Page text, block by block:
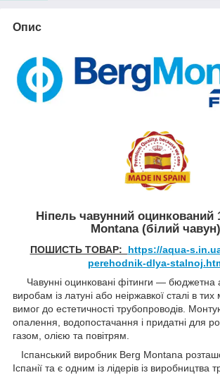
Опис
Ніпель чавунний оцинкований
Montana (білий чавун)
ПОШИСТЬ ТОВАР: https://aqua-
perehodnik-dlya-
Чавунні оцинковані фітинги — бюджетна
виробам із латуні або неіржавкої сталі в
вимог до естетичності трубопроводів.
опалення, водопостачання і придатні для
газом, олією та повітрям.
Іспанський виробник Berg Montana
Іспанії та є одним із лідерів із виробництва